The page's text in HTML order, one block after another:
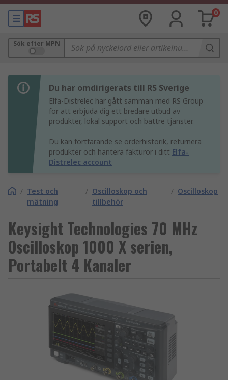
0
Sök efter MPN
Du har omdirigerats till RS Sverige
Elfa-Distrelec har gått samman med RS Group
för att erbjuda dig ett bredare utbud av
produkter, lokal support och bättre tjänster.
Du kan fortfarande se orderhistorik, returnera
produkter och hantera fakturor i ditt Elfa-
Distrelec account
/ Test och
mätning
/ Oscilloskop och
tillbehör
/ Oscilloskop
Keysight Technologies 70 MHz
Oscilloskop 1000 X serien,
Portabelt 4 Kanaler